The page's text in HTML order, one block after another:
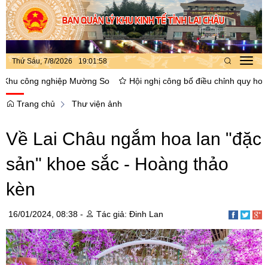
Thứ Sáu, 7/8/2026 19:01:59
nghiệp Mường So Hội nghị công bố điều chỉnh quy hoạch
Trang chủ Thư viện ảnh
Về Lai Châu ngắm hoa lan "đặc
sản" khoe sắc - Hoàng thảo
kèn
16/01/2024, 08:38 - Tác giả: Đinh Lan